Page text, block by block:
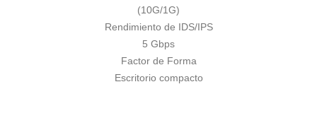
(10G/1G)
Rendimiento de IDS/IPS
5 Gbps
Factor de Forma
Escritorio compacto